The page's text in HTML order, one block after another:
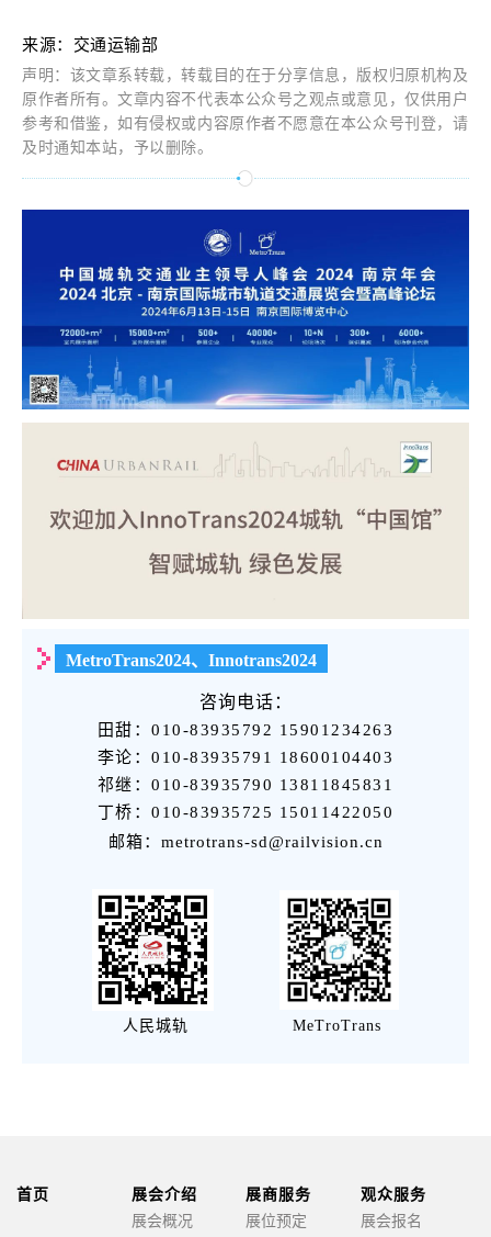
来源：交通运输部
声明：该文章系转载，转载目的在于分享信息，版权归原机构及
原作者所有。文章内容不代表本公众号之观点或意见，仅供用户
参考和借鉴，如有侵权或内容原作者不愿意在本公众号刊登，请
及时通知本站，予以删除。
MetroTrans2024、Innotrans2024
咨询电话：
田甜：010-83935792 15901234263
李论：010-83935791 18600104403
祁继：010-83935790 13811845831
丁桥：010-83935725 15011422050
邮箱：metrotrans-sd@railvision.cn
人民城轨 MeTroTrans
首页
展会介绍
展会概况
展商服务
展位预定
观众服务
展会报名